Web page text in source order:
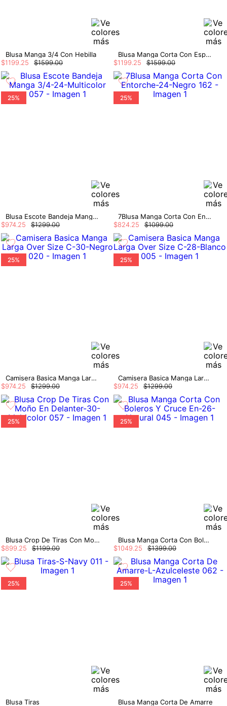
Blusa Manga 3/4 Con Hebilla
$1599.00
$1199 25
Blusa Manga Corta Con Espalda Ruchada
$1599.00
$1199 25
25%
Blusa Escote Bandeja Manga 3/4
$1299.00
$974 25
25%
7Blusa Manga Corta Con Entorche
$1099.00
$824 25
25%
Camisera Basica Manga Larga Over Size C
$1299.00
$974.25
25%
Camisera Basica Manga Larga Over Size C
$1299.00
$974.25
25%
Blusa Crop De Tiras Con Moño En Delanter
$1199.00
$899 25
25%
Blusa Manga Corta Con Boleros Y Cruce En
$1399.00
$1049 25
25%
Blusa Tiras
25%
Blusa Manga Corta De Amarre